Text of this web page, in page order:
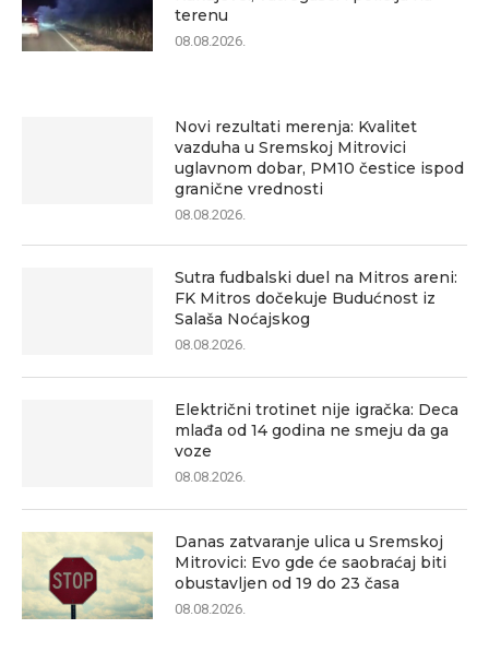
terenu
08.08.2026.
Novi rezultati merenja: Kvalitet
vazduha u Sremskoj Mitrovici
uglavnom dobar, PM10 čestice ispod
granične vrednosti
08.08.2026.
Sutra fudbalski duel na Mitros areni:
FK Mitros dočekuje Budućnost iz
Salaša Noćajskog
08.08.2026.
Električni trotinet nije igračka: Deca
mlađa od 14 godina ne smeju da ga
voze
08.08.2026.
Danas zatvaranje ulica u Sremskoj
Mitrovici: Evo gde će saobraćaj biti
obustavljen od 19 do 23 časa
08.08.2026.